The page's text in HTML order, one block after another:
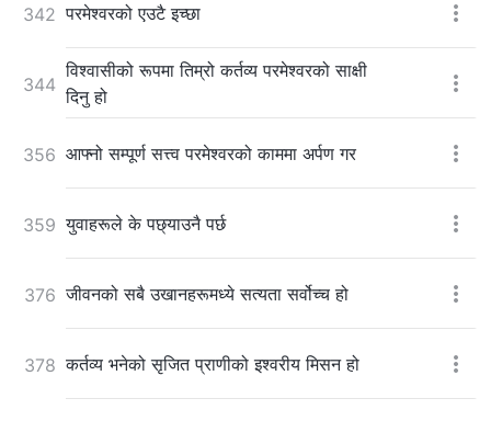
342 परमेश्‍वरको एउटै इच्छा
344
विश्‍वासीको रूपमा तिम्रो कर्तव्य परमेश्‍वरको साक्षी
दिनु हो
356 आफ्नो सम्पूर्ण सत्त्व परमेश्‍वरको काममा अर्पण गर
359 युवाहरूले के पछ्याउनै पर्छ
376 जीवनको सबै उखानहरूमध्ये सत्यता सर्वोच्च हो
378 कर्तव्य भनेको सृजित प्राणीको इश्‍वरीय मिसन हो